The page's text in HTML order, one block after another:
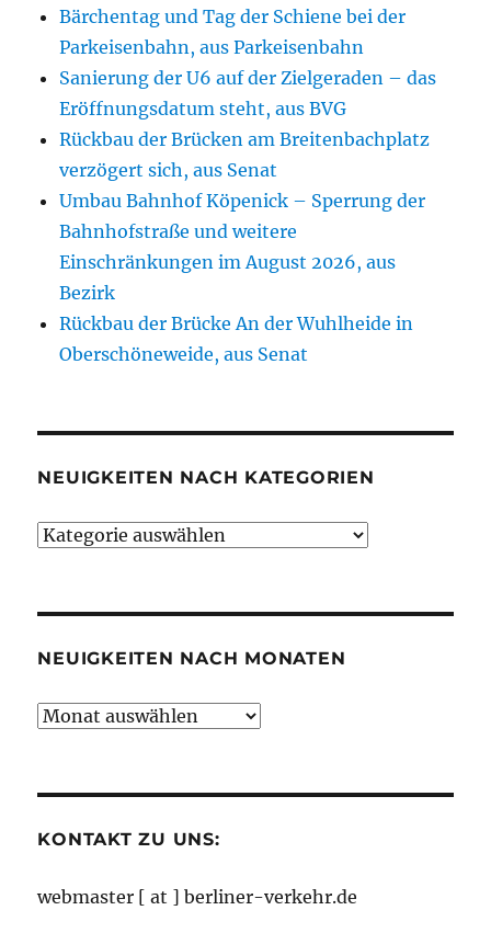
Bärchentag und Tag der Schiene bei der
Parkeisenbahn, aus Parkeisenbahn
Sanierung der U6 auf der Zielgeraden – das
Eröffnungsdatum steht, aus BVG
Rückbau der Brücken am Breitenbachplatz
verzögert sich, aus Senat
Umbau Bahnhof Köpenick – Sperrung der
Bahnhofstraße und weitere
Einschränkungen im August 2026, aus
Bezirk
Rückbau der Brücke An der Wuhlheide in
Oberschöneweide, aus Senat
NEUIGKEITEN NACH KATEGORIEN
Neuigkeiten
NEUIGKEITEN NACH MONATEN
Neuigkeiten
KONTAKT ZU UNS:
webmaster [ at ] berliner-verkehr.de